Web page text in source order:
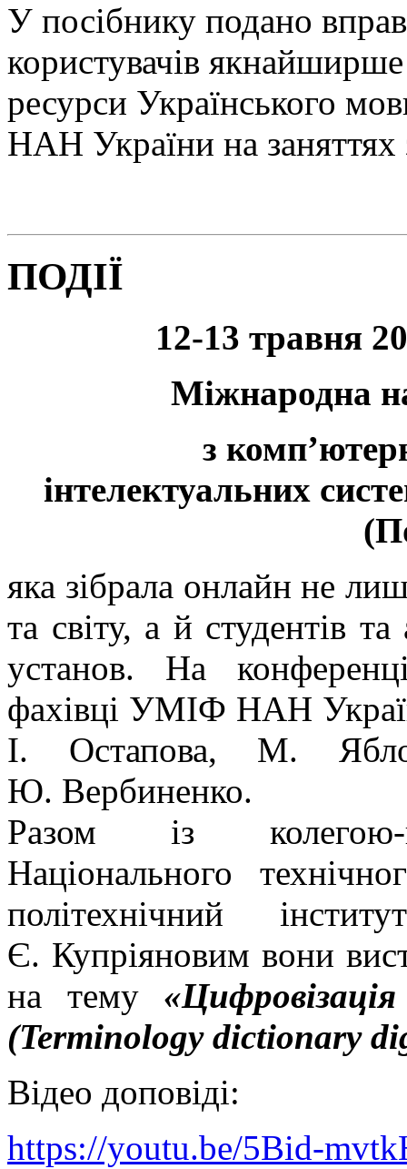
У посібнику подано
користувачів
ресурси Українського
НАН України на заняттях
ПОДІЇ
12-13 травня
Міжнародна
з
інтелектуальних
яка зібрала онлайн не
та світу, а й студентів
установ. На
фахівці УМІФ НАН
І. Остапова, М.
Ю. Вербиненко.
Разом із колегою-
Національного
політехнічний
Є. Купріяновим вони
на тему
(Terminology dictionary
Відео доповіді:
https://youtu.be/5Bid-